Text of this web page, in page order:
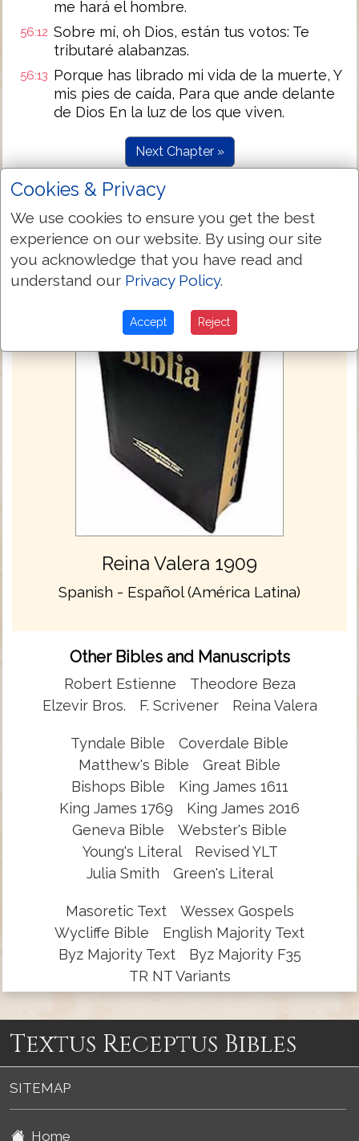
me hará el hombre.
56:12 Sobre mí, oh Dios, están tus votos: Te
tributaré alabanzas.
56:13 Porque has librado mi vida de la muerte, Y
mis pies de caída, Para que ande delante
de Dios En la luz de los que viven.
Next Chapter »
Reina Valera 1909
Spanish - Español (América Latina)
Other Bibles and Manuscripts
Robert Estienne
Theodore Beza
Elzevir Bros.
F. Scrivener Reina Valera
Tyndale Bible
Coverdale Bible
Matthew's Bible
Great Bible
Bishops Bible
King James 1611
King James 1769
King James 2016
Geneva Bible
Webster's Bible
Young's Literal
Revised YLT
Julia Smith
Green's Literal
Masoretic Text
Wessex Gospels
Wycliffe Bible
English Majority Text
Byz Majority Text
Byz Majority F35
TR NT Variants
Textus Receptus Bibles
SITEMAP
Home
Cookies & Privacy
We use cookies to ensure you get the best
experience on our website. By using our site
you acknowledge that you have read and
understand our Privacy Policy.
Accept Reject